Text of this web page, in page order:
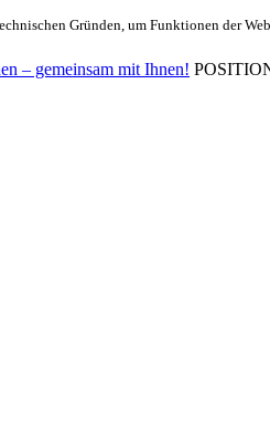
Gründen, um Funktionen der
– gemeinsam mit Ihnen!